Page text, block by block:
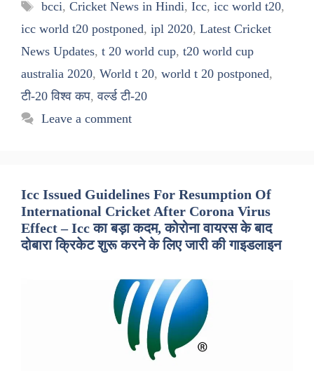
Tags
bcci, Cricket News in Hindi, Icc, icc world t20,
icc world t20 postponed, ipl 2020, Latest Cricket
News Updates, t 20 world cup, t20 world cup
australia 2020, World t 20, world t 20 postponed,
टी-20 विश्व कप,वर्ल्ड टी-20
Leave a comment
Icc Issued Guidelines For Resumption Of
International Cricket After Corona Virus
Effect – Icc का बड़ा कदम, कोरोना वायरस के बाद
दोबारा क्रिकेट शुरू करने के लिए जारी की गाइडलाइन